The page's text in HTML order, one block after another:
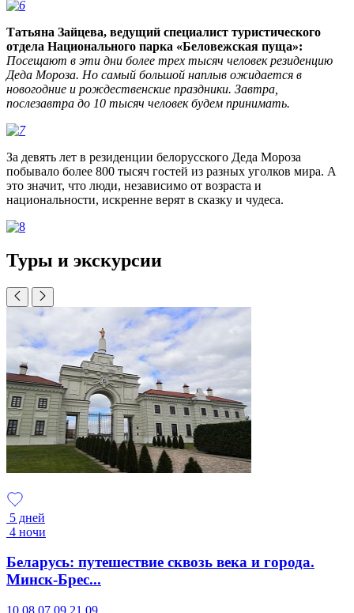
Татьяна Зайцева, ведущий специалист туристического
отдела Национального парка «Беловежская пуща»:
Посещают в эти дни более трех тысяч человек резиденцию
Деда Мороза. Но самый большой наплыв ожидается в
новогодние и рождественские праздники. Завтра,
послезавтра до 10 тысяч человек будем принимать.
За девять лет в резиденции белорусского Деда Мороза
побывало более 800 тысяч гостей из разных уголков мира. А
это значит, что люди, независимо от возраста и
национальности, искренне верят в сказку и чудеса.
Туры и экскурсии
5 дней
4 ночи
Беларусь: путешествие сквозь века и города.
Минск-Брес...
10.08 07.09 21.09